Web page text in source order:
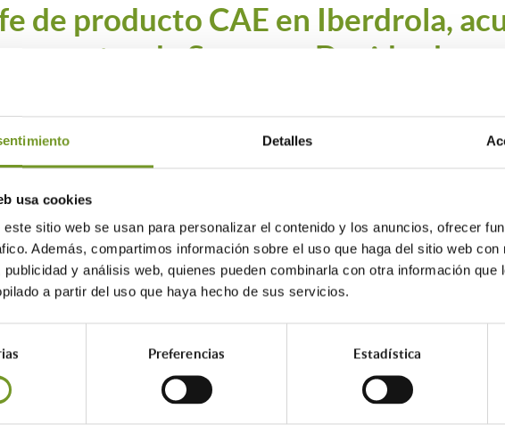
Detalles
usa cookies
este sitio web se usan para personalizar el contenido y los anuncios, ofrecer
Además, compartimos información sobre el uso que haga del sitio web
y análisis web, quienes pueden combinarla con otra información que
a partir del uso que haya hecho de sus servicios.
Preferencias Estadística
de producto CAE en Iberdrola,
de Susana y David sobre
de Ahorro Energético que se
energética. Estos CAE se
parte de la inversión destinada a
un inmueble.
todas las dudas sobre estos certificados,
dinero contante y sonante para los ciudadanos
nuevas consultas de ciudadanos en nuestra